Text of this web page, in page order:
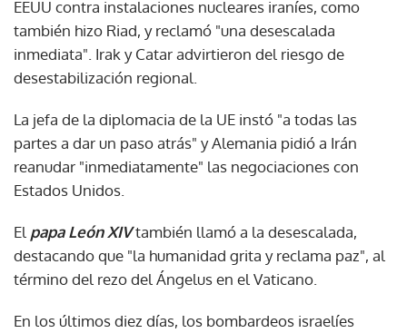
EEUU contra instalaciones nucleares iraníes, como
también hizo Riad, y reclamó "una desescalada
inmediata". Irak y Catar advirtieron del riesgo de
desestabilización regional.
La jefa de la diplomacia de la UE instó "a todas las
partes a dar un paso atrás" y Alemania pidió a Irán
reanudar "inmediatamente" las negociaciones con
Estados Unidos.
El papa León XIVtambién llamó a la desescalada,
destacando que "la humanidad grita y reclama paz", al
término del rezo del Ángelus en el Vaticano.
En los últimos diez días, los bombardeos israelíes